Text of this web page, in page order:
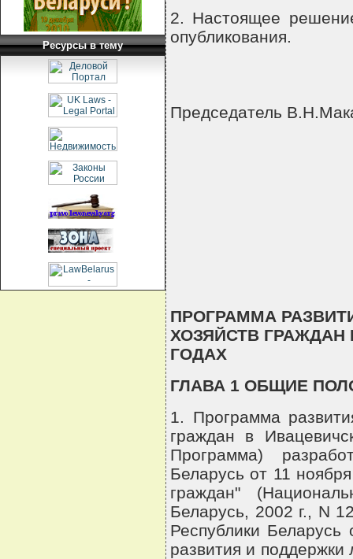
Ресурсы в тему
2. Настоящее
опубликования.
Председатель
ПРОГРАММА
ХОЗЯЙСТВ ГРАЖДАН
ГОДАХ
ГЛАВА 1 ОБЩИЕ
1. Программа
граждан в
Программа)
Беларусь от 11
граждан"
Беларусь, 2002 г., N
Республики
развития и